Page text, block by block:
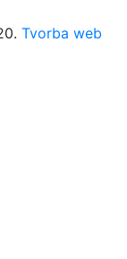
Tvorba web